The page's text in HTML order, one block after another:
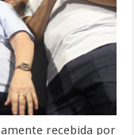
recebida por